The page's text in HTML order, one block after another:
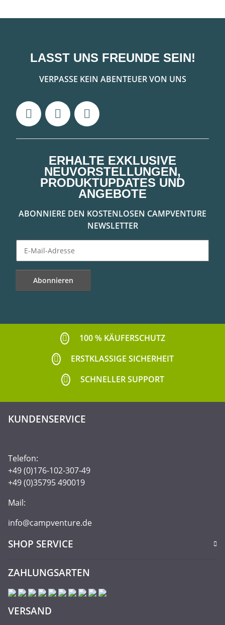
LASST UNS FREUNDE SEIN!
VERPASSE KEIN ABENTEUER VON UNS
ERHALTE EXKLUSIVE
NEUVORSTELLUNGEN,
PRODUKTUPDATES UND
ANGEBOTE
ABONNIERE DEN KOSTENLOSEN CAMPVENTURE
NEWSLETTER
Abonnieren
100 % KÄUFERSCHUTZ
ERSTKLASSIGE SICHERHEIT
SCHNELLER SUPPORT
KUNDENSERVICE
Telefon:
+49 (0)176-102-307-49
+49 (0)35795 490019
Mail:
info@campventure.de
SHOP SERVICE
ZAHLUNGSARTEN
VERSAND